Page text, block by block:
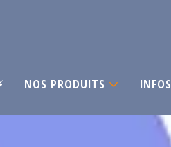
NOS PRODUITS INFOS